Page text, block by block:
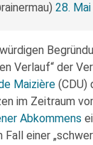
28.
Verlauf“ der
Maizière (CDU)
im Zeitraum
Abkommens
einer